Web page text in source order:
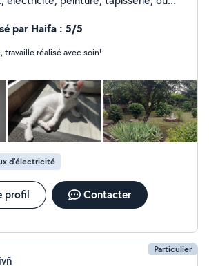
rénover ma maison niveau placo et
peinture et papiers peints !
par Haifa : 5/5
réalisé avec soin!
d’électricité
profil Contacter
Particulier